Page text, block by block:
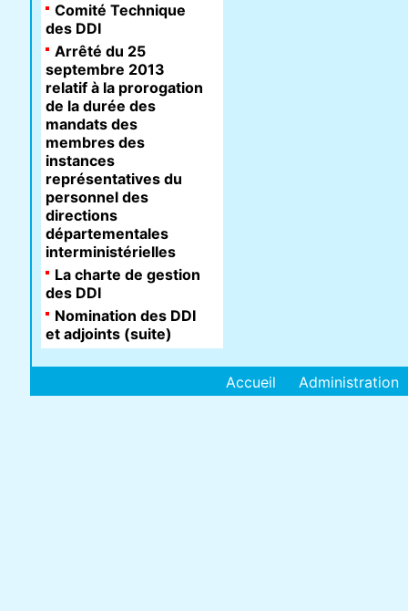
Comité Technique
des DDI
Arrêté du 25
septembre 2013
relatif à la prorogation
de la durée des
mandats des
membres des
instances
représentatives du
personnel des
directions
départementales
interministérielles
La charte de gestion
des DDI
Nomination des DDI
et adjoints (suite)
Accueil Administration